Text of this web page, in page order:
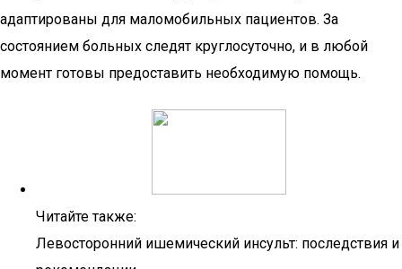
адаптированы для маломобильных пациентов. За
состоянием больных следят круглосуточно, и в любой
момент готовы предоставить необходимую помощь.
Читайте также:
Левосторонний ишемический инсульт: последствия и